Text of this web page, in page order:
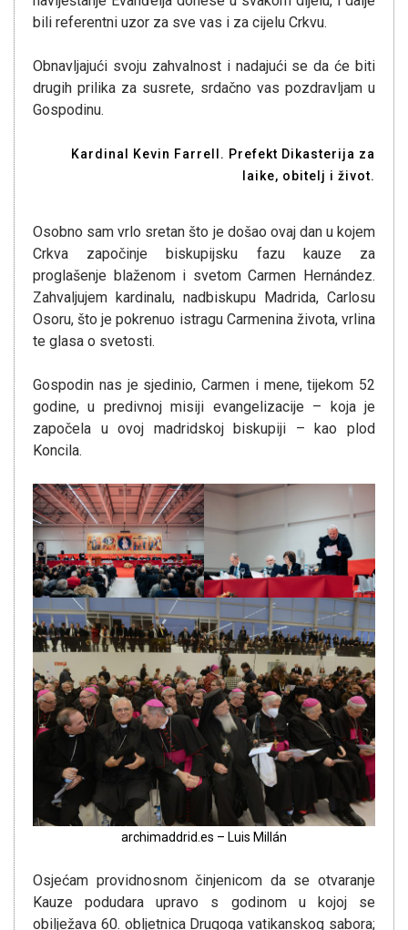
bili referentni uzor za sve vas i za cijelu Crkvu.
Obnavljajući svoju zahvalnost i nadajući se da će biti
drugih prilika za susrete, srdačno vas pozdravljam u
Gospodinu.
Kardinal Kevin Farrell. Prefekt Dikasterija za
laike, obitelj i život.
Osobno sam vrlo sretan što je došao ovaj dan u kojem
Crkva započinje biskupijsku fazu kauze za
proglašenje blaženom i svetom Carmen Hernández.
Zahvaljujem kardinalu, nadbiskupu Madrida, Carlosu
Osoru, što je pokrenuo istragu Carmenina života, vrlina
te glasa o svetosti.
Gospodin nas je sjedinio, Carmen i mene, tijekom 52
godine, u predivnoj misiji evangelizacije – koja je
započela u ovoj madridskoj biskupiji – kao plod
Koncila.
archimaddrid.es – Luis Millán
Osjećam providnosnom činjenicom da se otvaranje
Kauze podudara upravo s godinom u kojoj se
obilježava 60. obljetnica Drugoga vatikanskog sabora;